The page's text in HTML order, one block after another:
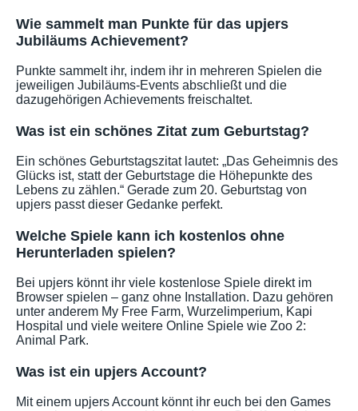
Wie sammelt man Punkte für das upjers
Jubiläums Achievement?
Punkte sammelt ihr, indem ihr in mehreren Spielen die
jeweiligen Jubiläums-Events abschließt und die
dazugehörigen Achievements freischaltet.
Was ist ein schönes Zitat zum Geburtstag?
Ein schönes Geburtstagszitat lautet: „Das Geheimnis des
Glücks ist, statt der Geburtstage die Höhepunkte des
Lebens zu zählen.“ Gerade zum 20. Geburtstag von
upjers passt dieser Gedanke perfekt.
Welche Spiele kann ich kostenlos ohne
Herunterladen spielen?
Bei upjers könnt ihr viele kostenlose Spiele direkt im
Browser spielen – ganz ohne Installation. Dazu gehören
unter anderem My Free Farm, Wurzelimperium, Kapi
Hospital und viele weitere Online Spiele wie Zoo 2:
Animal Park.
Was ist ein upjers Account?
Mit einem upjers Account könnt ihr euch bei den Games